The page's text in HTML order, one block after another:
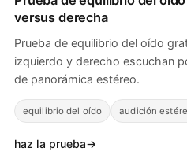
versus derecha
Prueba de equilibrio del oído
izquierdo y derecho escuchan
de panorámica estéreo.
equilibrio del oído audición
haz la prueba